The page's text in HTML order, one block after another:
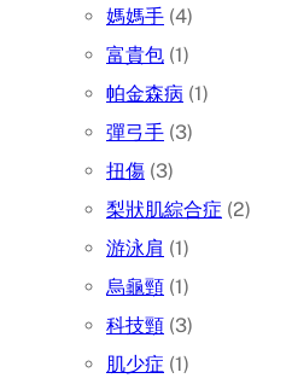
媽媽手 (4)
富貴包 (1)
帕金森病 (1)
彈弓手 (3)
扭傷 (3)
梨狀肌綜合症 (2)
游泳肩 (1)
烏龜頸 (1)
科技頸 (3)
肌少症 (1)